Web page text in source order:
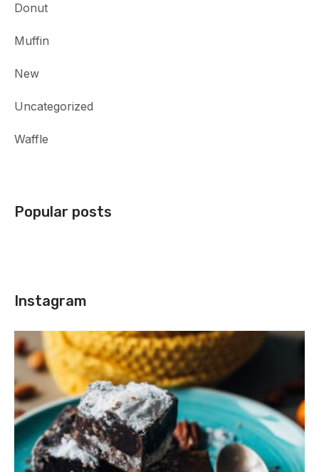
Donut
Muffin
New
Uncategorized
Waffle
Popular posts
Instagram